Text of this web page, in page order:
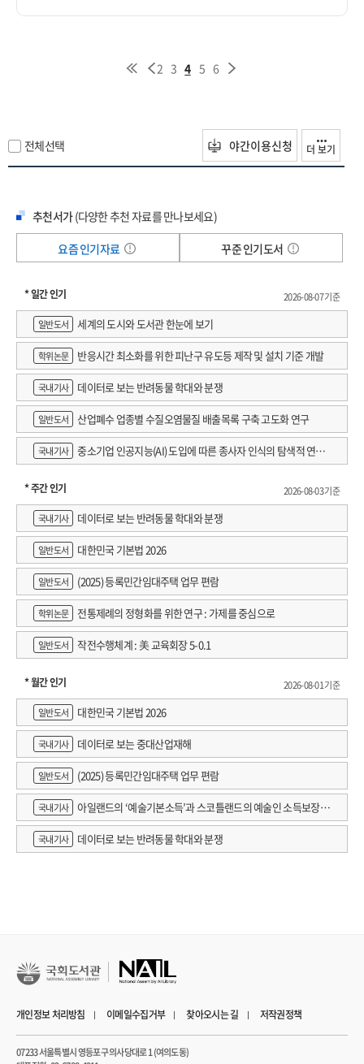
2 3 4 5 6
전체선택 야간이용신청 더 보기
추천서가(다양한 추천 자료를 만나보세요)
요즘 인기자료
꾸준 인기도서
* 일간 인기
2026-08-07 기준
일반도서
세계의 도시와 도서관 한눈에 보기
학위논문 반응시간 최소화를 위한 피난구 유도등 제작 및 설치 기준 개발
국내기사 데이터로 보는 반려동물 학대와 분쟁
일반도서 산업폐수 업종별 수질오염물질 배출목록 구축 고도화 연구
국내기사
중소기업 인공지능(AI) 도입에 따른 종사자 인식의 탐색적 연구 :
* 주간 인기
2026-08-03 기준
국내기사
데이터로 보는 반려동물 학대와 분쟁
일반도서 대한민국 기본법 2026
일반도서 (2025) 등록민간임대주택 업무 편람
학위논문 전통제례의 정형화를 위한 연구 : 가제를 중심으로
일반도서 작전수행체계 : 美 교육회장 5-0.1
* 월간 인기
2026-08-01 기준
일반도서
대한민국 기본법 2026
국내기사 데이터로 보는 중대산업재해
일반도서 (2025) 등록민간임대주택 업무 편람
국내기사
아일랜드의 ‘예술기본소득’과 스코틀랜드의 예술인 소득보장정
책 논의
국내기사 데이터로 보는 반려동물 학대와 분쟁
개인정보 처리방침 이메일수집거부 찾아오시는 길 저작권정책
07233 서울특별시 영등포구 의사당대로 1 (여의도동)